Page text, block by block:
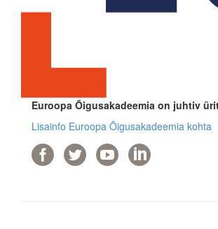
Euroopa Õigusakadeemia on juhtiv
Lisainfo Euroopa Õigusakadeemia kohta